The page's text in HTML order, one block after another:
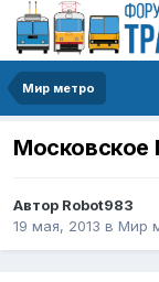
Мир метро
Московское
Автор Robot983
19 мая, 2013 в Мир